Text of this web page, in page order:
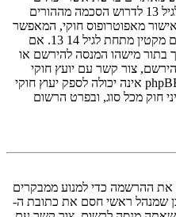
לאסוף מידע מקטינים מתחת לגיל 13 לדרוש הסכמה מההורים
מאפוטרופוס חוקי, המאפשר
את איסוף פרטי הזיהוי האישיים מקטין מתחת לגיל 14 13. אם
בתור מישהו המנסה להירשם או
צור קשר עם יועץ חוקי
להתיעצות. שים לב שקבוצת phpBB אינה יכולה לספק יעוץ חוקי
חוק מכל סוג, ובפרט הרשום
ההרשמה כדי למנוע ממבקרים
שמנהל ראשי חסם את כתובת ה-